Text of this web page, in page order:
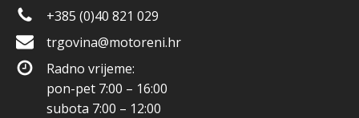
+385 (0)40 821 029
trgovina@motoreni.hr
Radno vrijeme:
pon-pet 7:00 – 16:00
subota 7:00 – 12:00